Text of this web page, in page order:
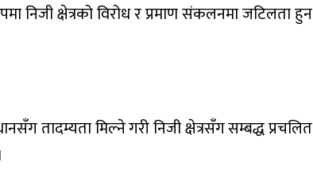
निजी क्षेत्रको विरोध र प्रमाण संकलनमा जटिलता हुन
तादम्यता मिल्ने गरी निजी क्षेत्रसँग सम्बद्ध प्रचलित